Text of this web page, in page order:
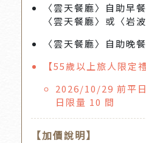
〈雲天餐廳〉自助早
〈雲天餐廳〉或〈岩
〈雲天餐廳〉自助晚
【55歲以上旅人限定
2026/10/29 前平
日限量 10 間
【加價說明】